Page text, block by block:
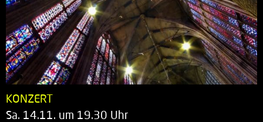
KONZERT
Sa. 14.11. um 19.30 Uhr